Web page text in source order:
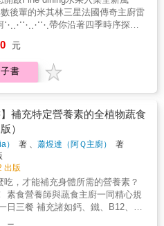
菜、沙拉、濃湯、主餐、甜點、雞
道星級食譜分享。當代名廚數十
鑽研盡皆濃縮在此，這是一本不可
水果料理百科，將為您帶來更寬廣
纍纍用馬柯家族最擅長的方式父親
、母親是廚師，家裡從小經營飯
承襲雙親真誠的待客之道與料理熱
是聞名世界的主廚，其子雅克也傳
好手藝與追求料理真味的精神，父
探索當地農產的可能性，不斷突破
法餐的料理想像。馬柯家族位在南
弗魯瓦山坡上的餐廳雖偏遠不易抵
有無數饕客不遠千里到訪期待一嚐
為響亮的米其林三星頭銜，也為雷
重土地、熱愛從大自然尋找靈感，
究與堅持所吸引。 ◆ 專業推薦 無
後輩的米其林三星法國傳奇主廚雷
⋱⋰⋱⋰⋱帶你沿著四季時序探索
年摘下米其林三星蟬聯至今法
界烹飪大賽金獎（Bocuse d’Or）入
》「世界百大主廚」名單（100
五頂廚師帽評鑑料理之前，首先
理解——融入水果元素，將美味提
本書將介紹各季盛產的水果種類，
中富含的營養價值、如何挑選與保
念，圖解前置處理步驟與切削教
菜、沙拉、濃湯、主餐、甜點、雞
道星級食譜分享。當代名廚數十
鑽研盡皆濃縮在此，這是一本不可
水果料理百科，將為您帶來更寬廣
元
書
】補充特定營養素的全植物蔬食
）
） 著 、蕭煜達（阿Ｑ主廚）
著
出版
吃，才能補充身體所需的營養素？
素食營養師與蔬食主廚一同精心規
日三餐 補充諸如鈣、鐵、B12、優